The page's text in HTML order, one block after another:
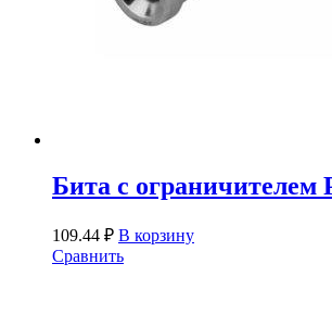
Бита с ограничителем
109.44 ₽ В корзину
Сравнить